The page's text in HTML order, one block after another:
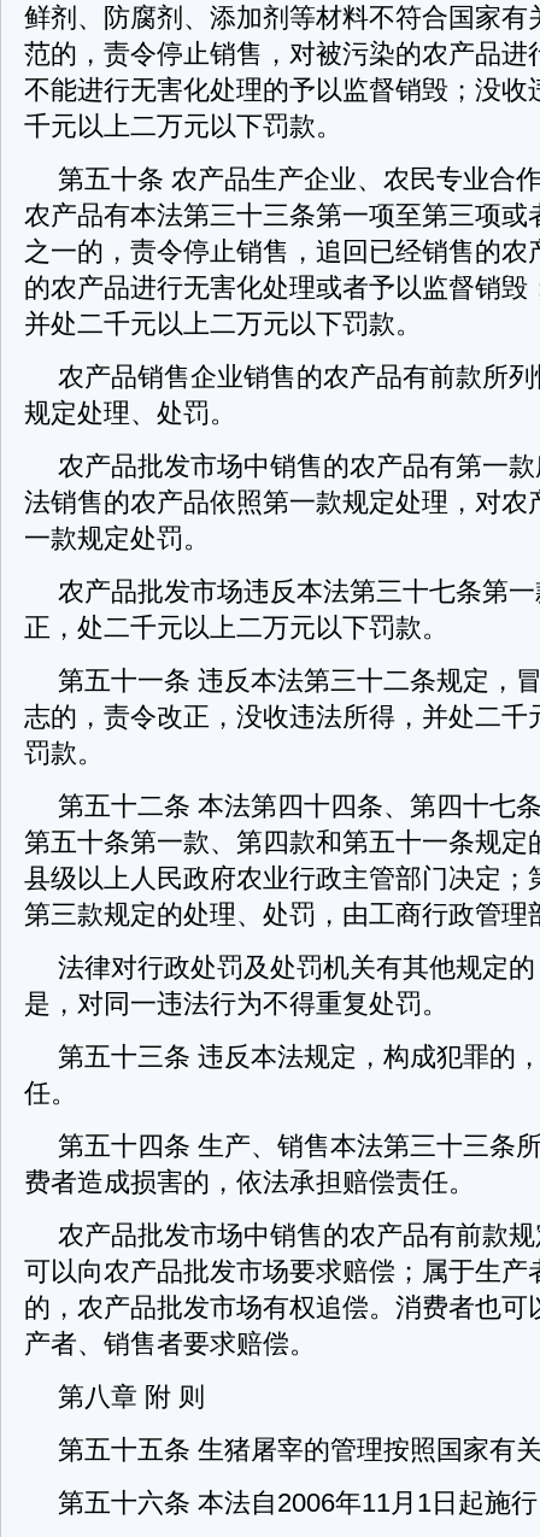
鲜剂、防腐剂、添加剂等材料不符合国家有
范的，责令停止销售，对被污染的农产品进
不能进行无害化处理的予以监督销毁；没收
千元以上二万元以下罚款。
第五十条 农产品生产企业、农民专业合
农产品有本法第三十三条第一项至第三项或
之一的，责令停止销售，追回已经销售的农
的农产品进行无害化处理或者予以监督销毁
并处二千元以上二万元以下罚款。
农产品销售企业销售的农产品有前款所
规定处理、处罚。
农产品批发市场中销售的农产品有第一
法销售的农产品依照第一款规定处理，对农
一款规定处罚。
农产品批发市场违反本法第三十七条第
正，处二千元以上二万元以下罚款。
第五十一条 违反本法第三十二条规定，
志的，责令改正，没收违法所得，并处二千
罚款。
第五十二条 本法第四十四条、第四十七
第五十条第一款、第四款和第五十一条规定
县级以上人民政府农业行政主管部门决定；
第三款规定的处理、处罚，由工商行政管理
法律对行政处罚及处罚机关有其他规定
是，对同一违法行为不得重复处罚。
第五十三条 违反本法规定，构成犯罪的
任。
第五十四条 生产、销售本法第三十三条
费者造成损害的，依法承担赔偿责任。
农产品批发市场中销售的农产品有前款
可以向农产品批发市场要求赔偿；属于生产
的，农产品批发市场有权追偿。消费者也可
产者、销售者要求赔偿。
第八章 附 则
第五十五条 生猪屠宰的管理按照国家有
第五十六条 本法自2006年11月1日起施